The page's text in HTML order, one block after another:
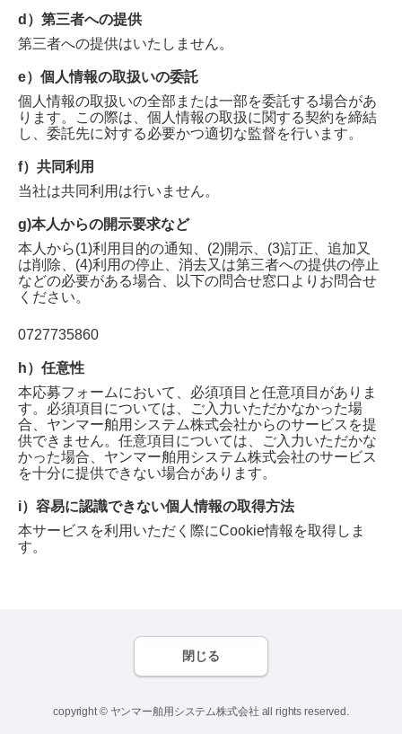
d）第三者への提供
第三者への提供はいたしません。
e）個人情報の取扱いの委託
個人情報の取扱いの全部または一部を委託する場合があ
ります。この際は、個人情報の取扱に関する契約を締結
し、委託先に対する必要かつ適切な監督を行います。
f）共同利用
当社は共同利用は行いません。
g)本人からの開示要求など
本人から(1)利用目的の通知、(2)開示、(3)訂正、追加又
は削除、(4)利用の停止、消去又は第三者への提供の停止
などの必要がある場合、以下の問合せ窓口よりお問合せ
ください。
0727735860
h）任意性
本応募フォームにおいて、必須項目と任意項目がありま
す。必須項目については、ご入力いただかなかった場
合、 ヤンマー舶用システム株式会社からのサービスを提
供できません。任意項目については、ご入力いただかな
かった場合、 ヤンマー舶用システム株式会社のサービス
を十分に提供できない場合があります。
i）容易に認識できない個人情報の取得方法
本サービスを利用いただく際にCookie情報を取得しま
す。
閉じる
copyright © ヤンマー舶用システム株式会社 all rights reserved.